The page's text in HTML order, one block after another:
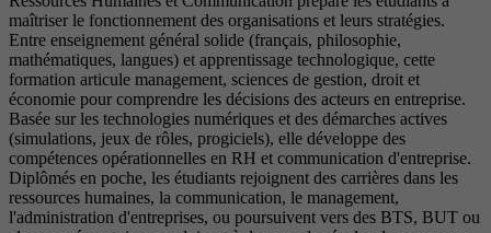
maîtriser le fonctionnement des organisations et leurs stratégies.
Entre enseignement général solide (français, philosophie,
mathématiques, langues) et apprentissage technologique, cette
formation articule management, sciences de gestion, droit et
économie pour comprendre les décisions des acteurs en entreprise.
Basée sur les technologies numériques et des démarches actives
(simulations, jeux de rôles, progiciels), elle développe des
compétences opérationnelles en RH et communication d'entreprise.
Diplômés en poche, les étudiants rejoignent des carrières dans les
ressources humaines, la communication, le management,
l'administration d'entreprises, ou poursuivent vers des BTS, BUT ou